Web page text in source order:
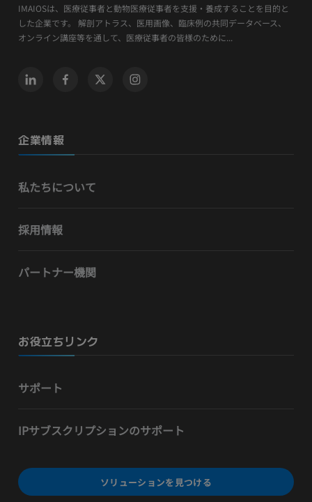
IMAIOSは、医療従事者と動物医療従事者を支援・養成することを目的と
した企業です。 解剖アトラス、医用画像、臨床例の共同データベース、
オンライン講座等を通して、医療従事者の皆様のために...
企業情報
私たちについて
採用情報
パートナー機関
お役立ちリンク
サポート
IPサブスクリプションのサポート
ソリューションを見つける